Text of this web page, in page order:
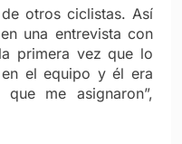
otros ciclistas. Así
una entrevista con
primera vez que lo
el equipo y él era
me asignaron”,